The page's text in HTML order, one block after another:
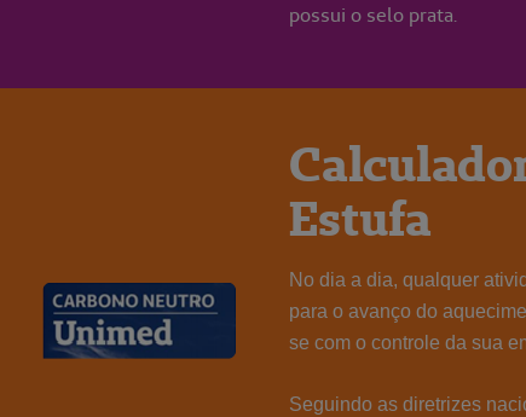
possui o selo prata.
Estufa
No dia a dia, qualquer
para o avanço do
se com o controle da sua
Seguindo as diretrizes